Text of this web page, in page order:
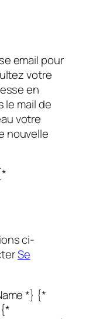
email pour
votre
en
le mail de
votre
nouvelle
ci-
Se
*} {*